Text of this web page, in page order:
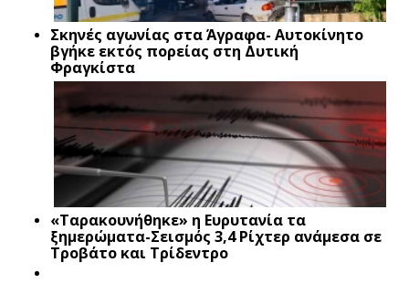
Σκηνές αγωνίας στα Άγραφα- Αυτοκίνητο
βγήκε εκτός πορείας στη Δυτική
Φραγκίστα
«Ταρακουνήθηκε» η Ευρυτανία τα
ξημερώματα-Σεισμός 3,4 Ρίχτερ ανάμεσα σε
Τροβάτο και Τρίδεντρο